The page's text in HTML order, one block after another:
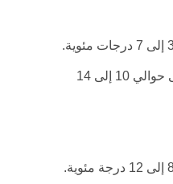
: تصل إلى حوالي 10 إلى 14